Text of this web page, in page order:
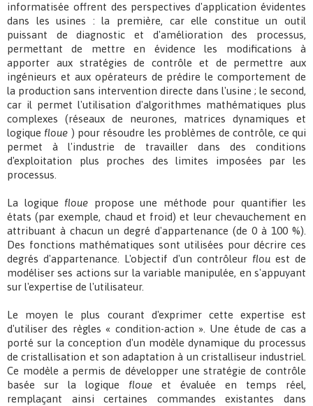
informatisée offrent des perspectives d'application évidentes
dans les usines : la première, car elle constitue un outil
puissant de diagnostic et d'amélioration des processus,
permettant de mettre en évidence les modifications à
apporter aux stratégies de contrôle et de permettre aux
ingénieurs et aux opérateurs de prédire le comportement de
la production sans intervention directe dans l'usine ; le second,
car il permet l'utilisation d'algorithmes mathématiques plus
complexes (réseaux de neurones, matrices dynamiques et
logique floue ) pour résoudre les problèmes de contrôle, ce qui
permet à l'industrie de travailler dans des conditions
d'exploitation plus proches des limites imposées par les
processus.
La logique floue propose une méthode pour quantifier les
états (par exemple, chaud et froid) et leur chevauchement en
attribuant à chacun un degré d'appartenance (de 0 à 100 %).
Des fonctions mathématiques sont utilisées pour décrire ces
degrés d'appartenance. L'objectif d'un contrôleur flou est de
modéliser ses actions sur la variable manipulée, en s'appuyant
sur l'expertise de l'utilisateur.
Le moyen le plus courant d'exprimer cette expertise est
d'utiliser des règles « condition-action ». Une étude de cas a
porté sur la conception d'un modèle dynamique du processus
de cristallisation et son adaptation à un cristalliseur industriel.
Ce modèle a permis de développer une stratégie de contrôle
basée sur la logique floue et évaluée en temps réel,
remplaçant ainsi certaines commandes existantes dans